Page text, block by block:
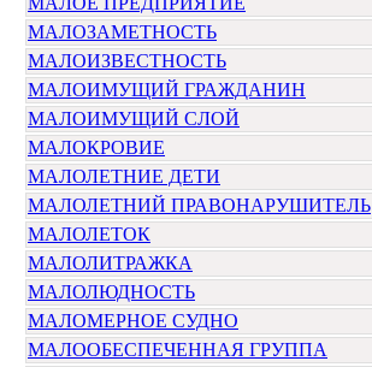
МАЛОЗАМЕТНОСТЬ
МАЛОИЗВЕСТНОСТЬ
МАЛОИМУЩИЙ ГРАЖДАНИН
МАЛОИМУЩИЙ СЛОЙ
МАЛОКРОВИЕ
МАЛОЛЕТНИЕ ДЕТИ
МАЛОЛЕТНИЙ ПРАВОНАРУШИТЕЛЬ
МАЛОЛЕТОК
МАЛОЛИТРАЖКА
МАЛОЛЮДНОСТЬ
МАЛОМЕРНОЕ СУДНО
МАЛООБЕСПЕЧЕННАЯ ГРУППА